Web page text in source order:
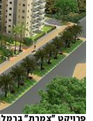
פרויקט "צמרת"